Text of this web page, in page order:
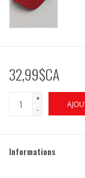
32,99$CA
+
-
Informations